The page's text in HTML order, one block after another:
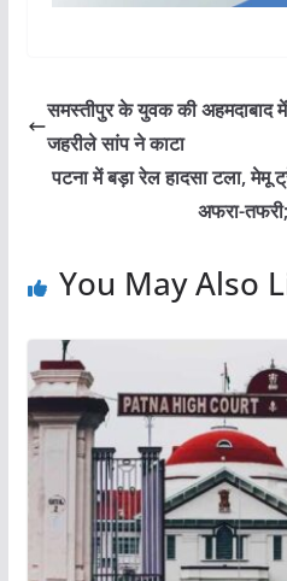
समस्तीपुर के युवक की अहमदाबाद
जहरीले सांप ने काटा
पटना में बड़ा रेल हादसा टला, मेमू
अफरा-
You May Also